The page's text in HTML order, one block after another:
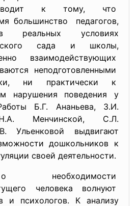
к тому, что
большинство педагогов,
реальных условиях
сада и школы,
взаимодействующих
неподготовленными
ни практически к
нарушения поведения у
Б.Г. Ананьева, З.И.
Менчинской, С.Л.
Ульенковой выдвигают
дошкольников к
своей деятельности.
человека волнуют
и психологов. К анализу